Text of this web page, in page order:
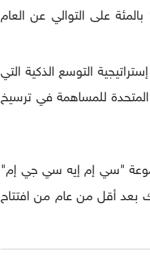
وإجمالي صافي أرباح قياسي بلغ 2.07 مليار درهم، بزيادة بنسب 20 بالمئة و13 بالمئة على التوالي عن العام
منذ عام 2020، وذلك في إطار إستراتيجية التوسع الذكية التي
المتحدة للمساهمة في ترسيخ
مع مجموعة "سي إم إيه سي جي إم"
بعد أقل من عام من افتتاح